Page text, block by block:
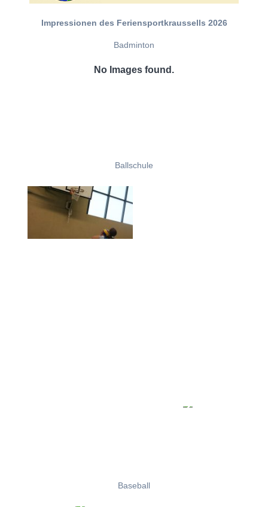
Impressionen des Feriensportkraussells 2026
Badminton
No Images found.
Ballschule
Baseball